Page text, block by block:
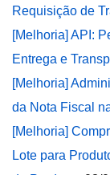
Requisição de
[Melhoria] API:
Entrega e
[Melhoria]
da Nota Fiscal
[Melhoria]
Lote para